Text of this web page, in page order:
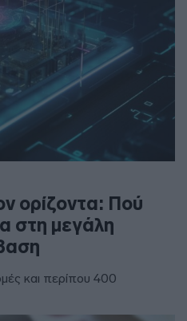
ορίζοντα: Πού
στη μεγάλη
και περίπου 400